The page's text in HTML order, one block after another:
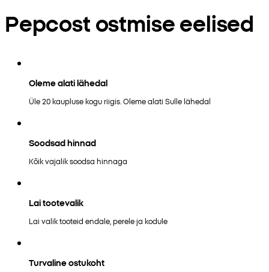
Pepcost ostmise eelised
Oleme alati lähedal
Üle 20 kaupluse kogu riigis. Oleme alati Sulle lähedal
Soodsad hinnad
Kõik vajalik soodsa hinnaga
Lai tootevalik
Lai valik tooteid endale, perele ja kodule
Turvaline ostukoht